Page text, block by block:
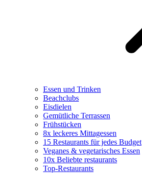
Essen und Trinken
Beachclubs
Eisdielen
Gemütliche Terrassen
Frühstücken
8x leckeres Mittagessen
15 Restaurants für jedes Budget
Veganes & vegetarisches Essen
10x Beliebte restaurants
Top-Restaurants